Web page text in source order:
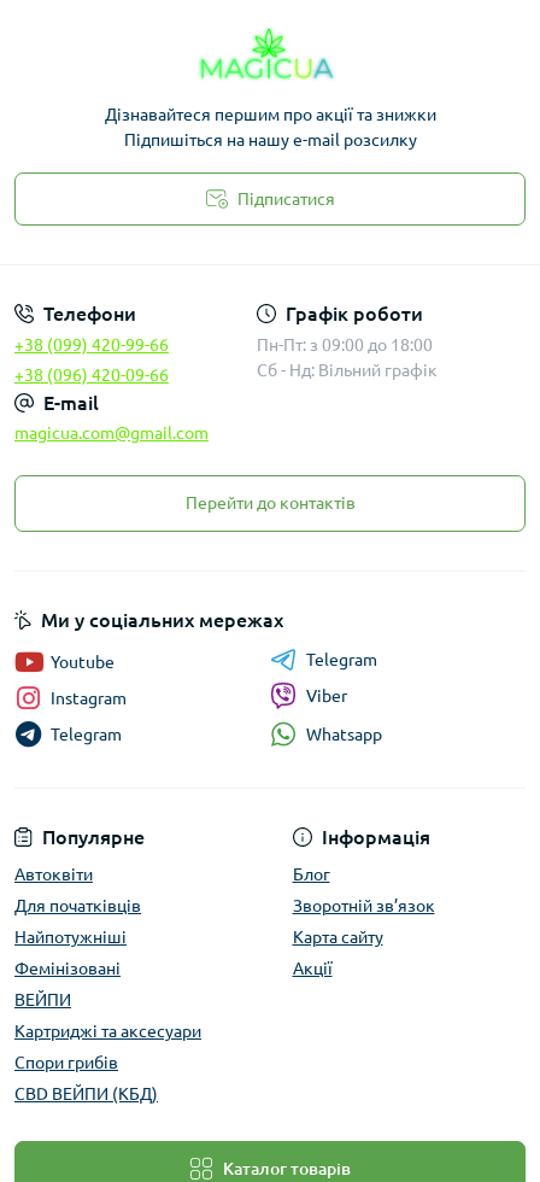
Дізнавайтеся першим про акції та знижки
Підпишіться на нашу e-mail розсилку
Підписатися
Телефони
+38 (099) 420-99-66
+38 (096) 420-09-66
Графік роботи
Пн-Пт: з 09:00 до 18:00
Сб - Нд: Вільний графік
E-mail
magicua.com@gmail.com
Перейти до контактів
Популярне
Автоквіти
Для початківців
Найпотужніші
Фемінізовані
ВЕЙПИ
Картриджі та аксесуари
Спори грибів
CBD ВЕЙПИ (КБД)
Інформація
Блог
Зворотній зв’язок
Карта сайту
Акції
Каталог товарів
Ми у соціальних мережах
Youtube
Instagram
Telegram
Telegram
Viber
Whatsapp